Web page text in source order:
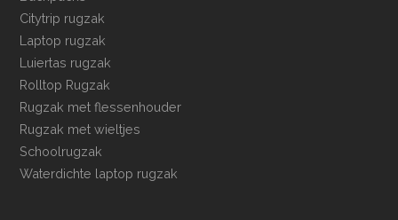
Citytrip rugzak
Laptop rugzak
Luiertas rugzak
Rolltop Rugzak
Rugzak met flessenhouder
Rugzak met wieltjes
Schoolrugzak
Waterdichte laptop rugzak